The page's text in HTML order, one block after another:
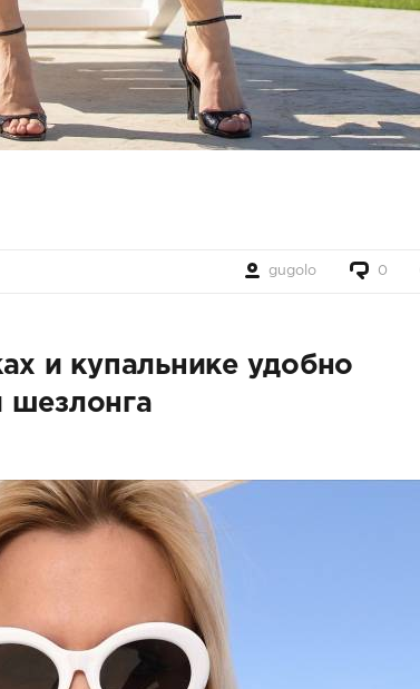
gugolo 0
и купальнике удобно
шезлонга